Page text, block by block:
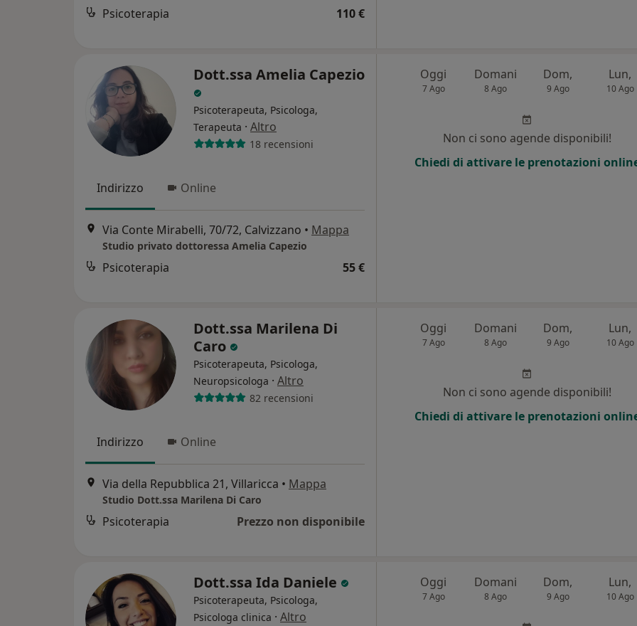
Psicoterapia 110 €
Dott.ssa Amelia Capezio
Psicoterapeuta, Psicologa,
Terapeuta · Altro
18 recensioni
Indirizzo Online
Via Conte Mirabelli, 70/72, Calvizzano • Mappa
Studio privato dottoressa Amelia Capezio
Psicoterapia 55 €
Oggi
7 Ago
Domani
8 Ago
Dom,
9 Ago
Lun,
10 Ago
Non ci sono agende disponibili!
Chiedi di attivare le prenotazioni
Dott.ssa Marilena Di
Caro
Psicoterapeuta, Psicologa,
Neuropsicologa · Altro
82 recensioni
Indirizzo Online
Via della Repubblica 21, Villaricca • Mappa
Studio Dott.ssa Marilena Di Caro
Psicoterapia Prezzo non disponibile
Oggi
7 Ago
Domani
8 Ago
Dom,
9 Ago
Lun,
10 Ago
Non ci sono agende disponibili!
Chiedi di attivare le prenotazioni
Dott.ssa Ida Daniele
Psicoterapeuta, Psicologa,
Psicologa clinica · Altro
Oggi
7 Ago
Domani
8 Ago
Dom,
9 Ago
Lun,
10 Ago